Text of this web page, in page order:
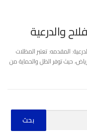
والدرعية
المقدمه: تعتبر المظلات
حيث توفر الظل والحماية من